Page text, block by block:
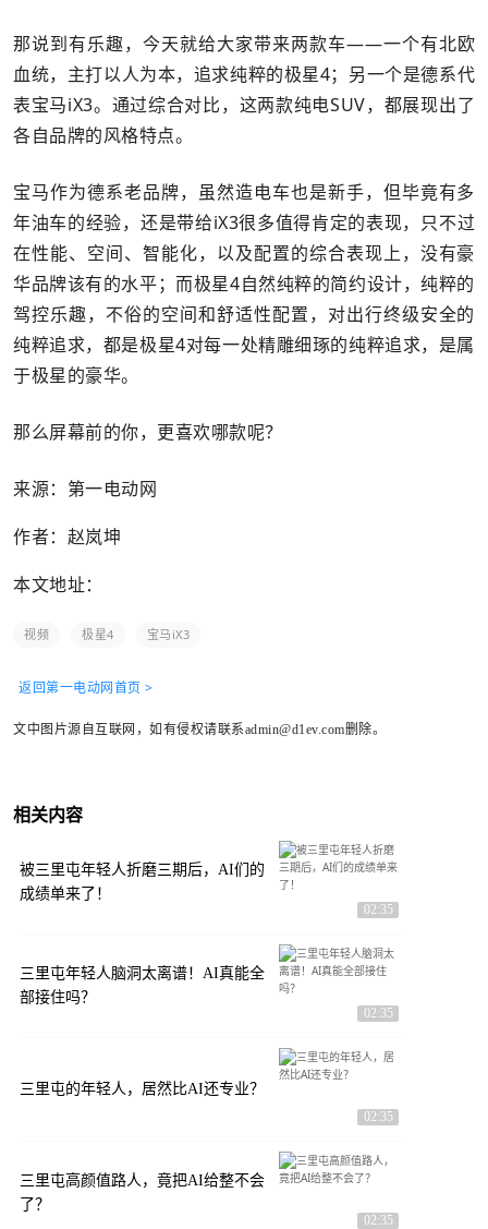
那说到有乐趣，今天就给大家带来两款车——一个有北欧
血统，主打以人为本，追求纯粹的极星4；另一个是德系代
表宝马iX3。通过综合对比，这两款纯电SUV，都展现出了
各自品牌的风格特点。
宝马作为德系老品牌，虽然造电车也是新手，但毕竟有多
年油车的经验，还是带给iX3很多值得肯定的表现，只不过
在性能、空间、智能化，以及配置的综合表现上，没有豪
华品牌该有的水平；而极星4自然纯粹的简约设计，纯粹的
驾控乐趣，不俗的空间和舒适性配置，对出行终级安全的
纯粹追求，都是极星4对每一处精雕细琢的纯粹追求，是属
于极星的豪华。
那么屏幕前的你，更喜欢哪款呢？
来源：第一电动网
作者：赵岚坤
本文地址：
视频 极星4 宝马iX3
返回第一电动网首页 >
文中图片源自互联网，如有侵权请联系admin@d1ev.com删除。
相关内容
被三里屯年轻人折磨三期后，AI们的
成绩单来了！
02:35
三里屯年轻人脑洞太离谱！AI真能全
部接住吗？
02:35
三里屯的年轻人，居然比AI还专业？
02:35
三里屯高颜值路人，竟把AI给整不会
了？
02:35